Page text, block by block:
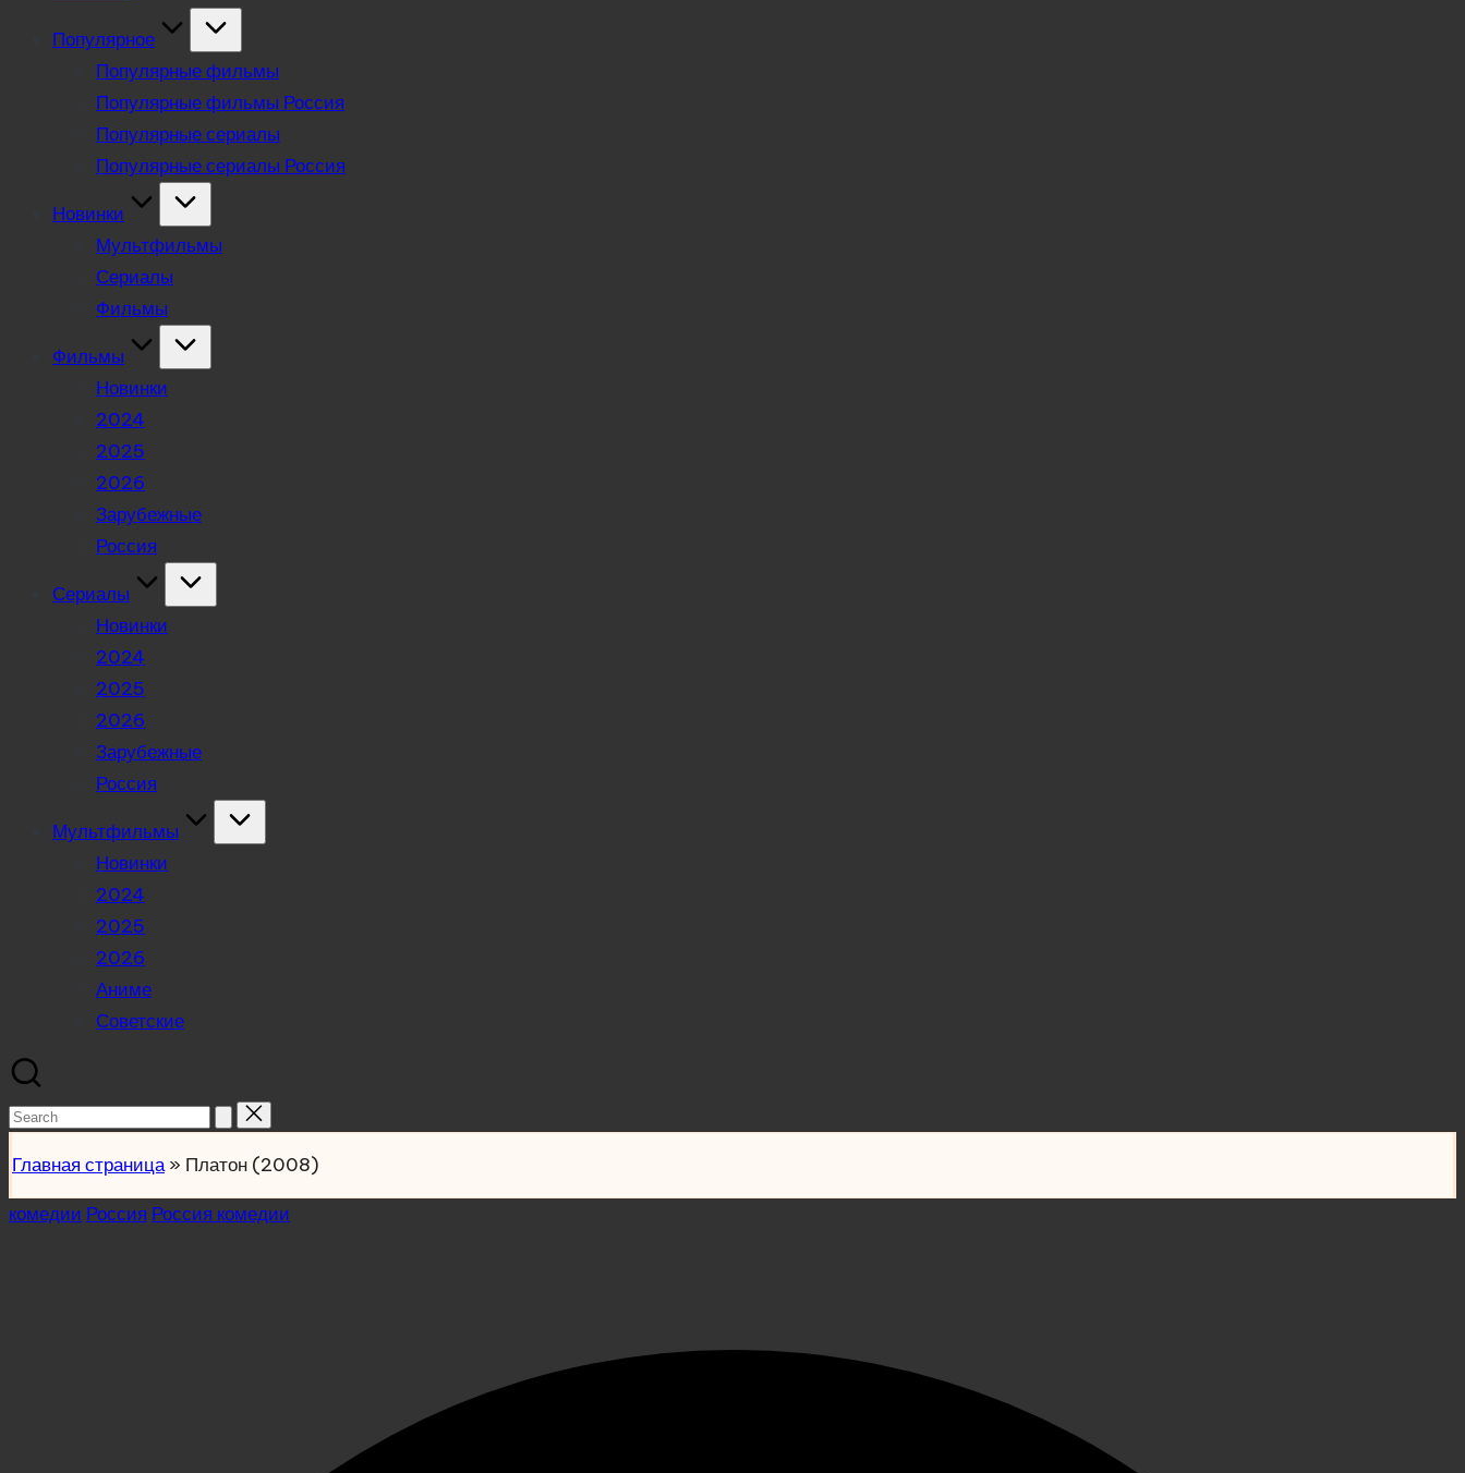
Популярное
Популярные фильмы
Популярные фильмы Россия
Популярные сериалы
Популярные сериалы Россия
Новинки
Мультфильмы
Сериалы
Фильмы
Фильмы
Новинки
2024
2025
2026
Зарубежные
Россия
Сериалы
Новинки
2024
2025
2026
Зарубежные
Россия
Мультфильмы
Новинки
2024
2025
2026
Аниме
Советские
Search
Главная страница» Платон (2008)
Posted
комедии Россия Россия комедии